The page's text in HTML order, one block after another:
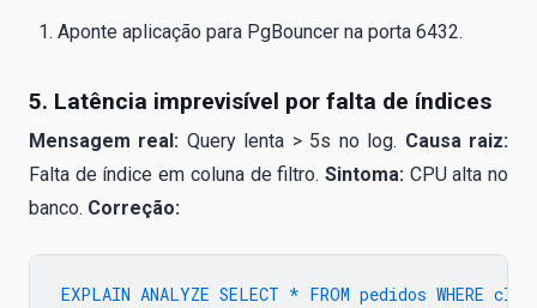
Aponte aplicação para PgBouncer na porta 6432.
5. Latência imprevisível por falta de índices
Mensagem real: Query lenta > 5s no log. Causa raiz:
Falta de índice em coluna de filtro. Sintoma:CPU alta no
banco. Correção:
EXPLAIN ANALYZE SELECT * FROM pedidos WHERE